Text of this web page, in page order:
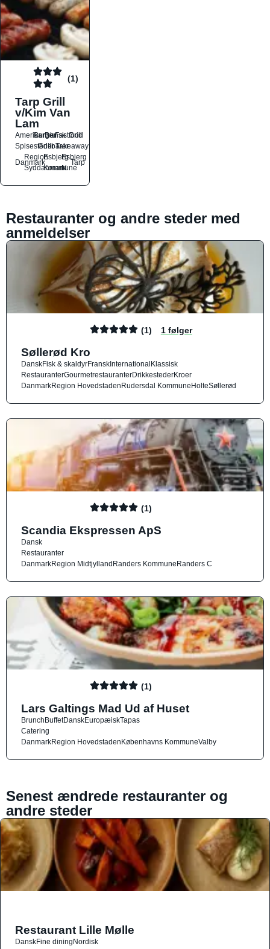
(1)
Tarp Grill
v/Kim Van
Lam
Amerikansk
BurgerDanskFastfood
Grill
SpisestederGrillbarerTakeaway
Danmark
Region
Syddanmark
Esbjerg
Kommune
Esbjerg
N
Tarp
Restauranter og andre steder med
anmeldelser
(1) 1 følger
Søllerød Kro
DanskFisk & skaldyrFranskInternationalKlassisk
RestauranterGourmetrestauranterDrikkestederKroer
DanmarkRegion HovedstadenRudersdal KommuneHolteSøllerød
(1)
Scandia Ekspressen ApS
Dansk
Restauranter
DanmarkRegion MidtjyllandRanders KommuneRanders C
(1)
Lars Galtings Mad Ud af Huset
BrunchBuffetDanskEuropæiskTapas
Catering
DanmarkRegion HovedstadenKøbenhavns KommuneValby
Senest ændrede restauranter og
andre steder
Restaurant Lille Mølle
DanskFine diningNordisk